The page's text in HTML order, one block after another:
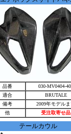
品番
030-MV0404-
適合
BRUTALE
備考
2009年モデル
他
受注取寄せ品
テールカウル